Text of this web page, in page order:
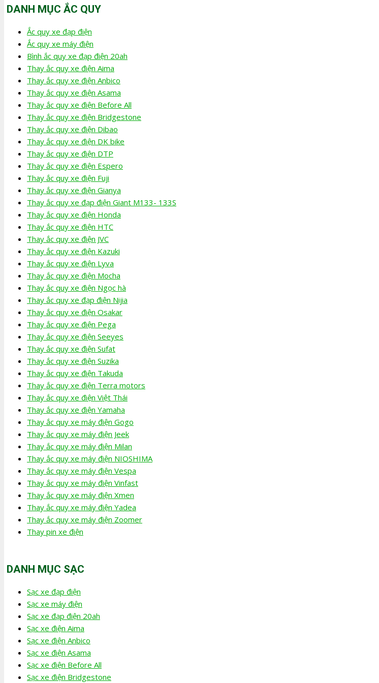
DANH MỤC ẮC QUY
Ắc quy xe đạp điện
Ắc quy xe máy điện
Bình ắc quy xe đạp điện 20ah
Thay ắc quy xe điện Aima
Thay ắc quy xe điện Anbico
Thay ắc quy xe điện Asama
Thay ắc quy xe điện Before All
Thay ắc quy xe điện Bridgestone
Thay ắc quy xe điện Dibao
Thay ắc quy xe điện DK bike
Thay ắc quy xe điện DTP
Thay ắc quy xe điện Espero
Thay ắc quy xe điện Fuji
Thay ắc quy xe điện Gianya
Thay ắc quy xe đạp điện Giant M133- 133S
Thay ắc quy xe điện Honda
Thay ắc quy xe điện HTC
Thay ắc quy xe điện JVC
Thay ắc quy xe điện Kazuki
Thay ắc quy xe điện Lyva
Thay ắc quy xe điện Mocha
Thay ắc quy xe điện Ngọc hà
Thay ắc quy xe đạp điện Nijia
Thay ắc quy xe điện Osakar
Thay ắc quy xe điện Pega
Thay ắc quy xe điện Seeyes
Thay ắc quy xe điện Sufat
Thay ắc quy xe điện Suzika
Thay ắc quy xe điện Takuda
Thay ắc quy xe điện Terra motors
Thay ắc quy xe điện Việt Thái
Thay ắc quy xe điện Yamaha
Thay ắc quy xe máy điện Gogo
Thay ắc quy xe máy điện Jeek
Thay ắc quy xe máy điện Milan
Thay ắc quy xe máy điện NIOSHIMA
Thay ắc quy xe máy điện Vespa
Thay ắc quy xe máy điện Vinfast
Thay ắc quy xe máy điện Xmen
Thay ắc quy xe máy điện Yadea
Thay ắc quy xe máy điện Zoomer
Thay pin xe điện
DANH MỤC SẠC
Sạc xe đạp điện
Sạc xe máy điện
Sạc xe đạp điện 20ah
Sạc xe điện Aima
Sạc xe điện Anbico
Sạc xe điện Asama
Sạc xe điện Before All
Sạc xe điện Bridgestone